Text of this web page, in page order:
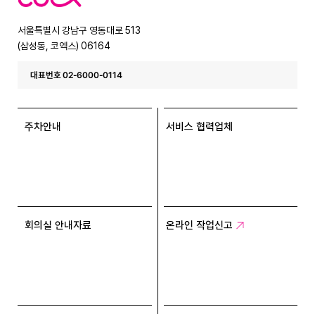
엑
서울특별시 강남구 영동대로 513
(삼성동, 코엑스) 06164
대표번호 02-6000-0114
주차안내 서비스 협력업체
회의실 안내자료 온라인 작업신고